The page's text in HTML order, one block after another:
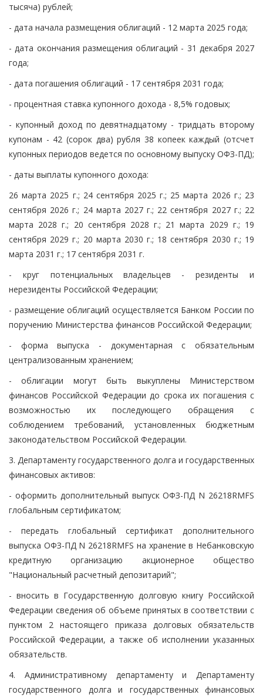
тысяча) рублей;
- дата начала размещения облигаций - 12 марта 2025 года;
- дата окончания размещения облигаций - 31 декабря 2027
года;
- дата погашения облигаций - 17 сентября 2031 года;
- процентная ставка купонного дохода - 8,5% годовых;
- купонный доход по девятнадцатому - тридцать второму
купонам - 42 (сорок два) рубля 38 копеек каждый (отсчет
купонных периодов ведется по основному выпуску ОФЗ-ПД);
- даты выплаты купонного дохода:
26 марта 2025 г.; 24 сентября 2025 г.; 25 марта 2026 г.; 23
сентября 2026 г.; 24 марта 2027 г.; 22 сентября 2027 г.; 22
марта 2028 г.; 20 сентября 2028 г.; 21 марта 2029 г.; 19
сентября 2029 г.; 20 марта 2030 г.; 18 сентября 2030 г.; 19
марта 2031 г.; 17 сентября 2031 г.
- круг потенциальных владельцев - резиденты и
нерезиденты Российской Федерации;
- размещение облигаций осуществляется Банком России по
поручению Министерства финансов Российской Федерации;
- форма выпуска - документарная с обязательным
централизованным хранением;
- облигации могут быть выкуплены Министерством
финансов Российской Федерации до срока их погашения с
возможностью их последующего обращения с
соблюдением требований, установленных бюджетным
законодательством Российской Федерации.
3. Департаменту государственного долга и государственных
финансовых активов:
- оформить дополнительный выпуск ОФЗ-ПД N 26218RMFS
глобальным сертификатом;
- передать глобальный сертификат дополнительного
выпуска ОФЗ-ПД N 26218RMFS на хранение в Небанковскую
кредитную организацию акционерное общество
"Национальный расчетный депозитарий";
- вносить в Государственную долговую книгу Российской
Федерации сведения об объеме принятых в соответствии с
пунктом 2 настоящего приказа долговых обязательств
Российской Федерации, а также об исполнении указанных
обязательств.
4. Административному департаменту и Департаменту
государственного долга и государственных финансовых